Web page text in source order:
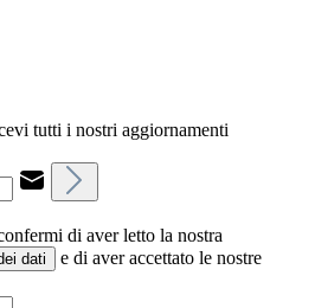
tutti i nostri aggiornamenti
di aver letto la nostra
dati e di aver accettato le nostre